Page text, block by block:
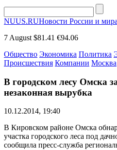
NUUS.RUНовости России и мира
7 August $81.41 €94.06
Общество Экономика Политика
Происшествия Компании Москва
В городском лесу Омска
незаконная вырубка
10.12.2014, 19:40
В Кировском районе Омска
участка городского леса под
сообщила пресс-служба